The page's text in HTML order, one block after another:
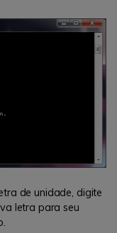
de unidade, digite
letra para seu